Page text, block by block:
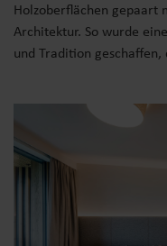
Holzoberflächen gepaart
Architektur. So wurde
und Tradition